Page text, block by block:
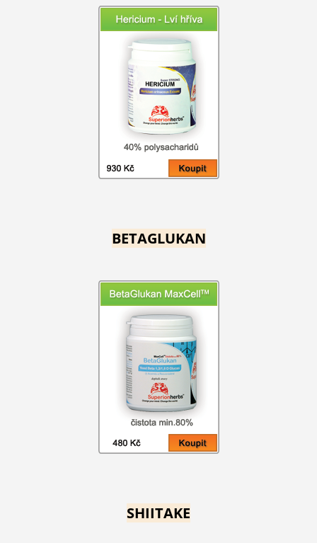
BETAGLUKAN
SHIITAKE